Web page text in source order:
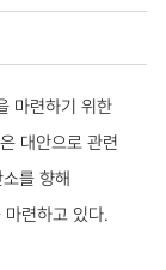
마련하기 위한
대안으로 관련
를 향해
마련하고 있다.